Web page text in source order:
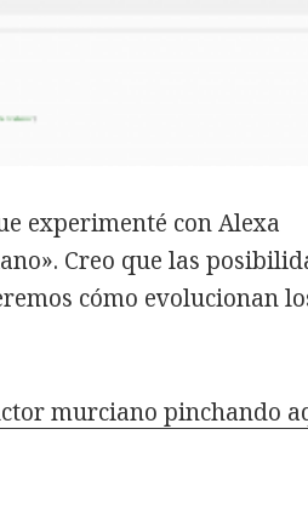
experimenté con Alexa
Creo que las
cómo evolucionan
murciano pinchando